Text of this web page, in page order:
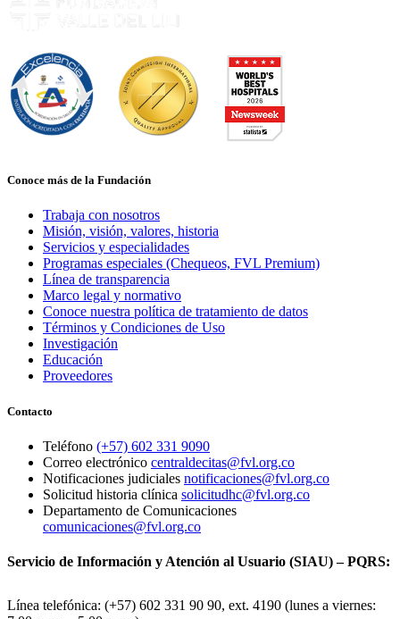
Conoce más de la Fundación
Trabaja con nosotros
Misión, visión, valores, historia
Servicios y especialidades
Programas especiales (Chequeos, FVL Premium)
Línea de transparencia
Marco legal y normativo
Conoce nuestra política de tratamiento de datos
Términos y Condiciones de Uso
Investigación
Educación
Proveedores
Contacto
Teléfono (+57) 602 331 9090
Correo electrónico centraldecitas@fvl.org.co
Notificaciones judiciales notificaciones@fvl.org.co
Solicitud historia clínica solicitudhc@fvl.org.co
Departamento de Comunicaciones
comunicaciones@fvl.org.co
Servicio de Información y Atención al Usuario (SIAU) – PQRS:
Línea telefónica: (+57) 602 331 90 90, ext. 4190 (lunes a viernes: